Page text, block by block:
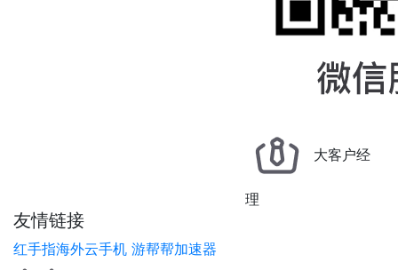
友情链接
红手指海外云手机 游帮帮加速器
大客户经
理